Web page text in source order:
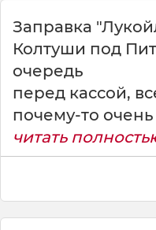
Заправка
Колтуши под
очередь
перед кассой,
почему-то
читать